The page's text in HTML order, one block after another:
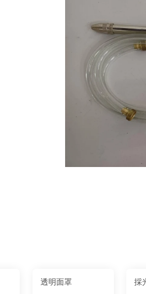
透明面罩 採